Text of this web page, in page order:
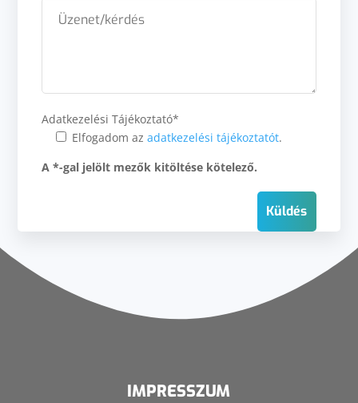
Adatkezelési Tájékoztató*
Elfogadom azadatkezelési tájékoztatót.
A *-gal jelölt mezők kitöltése kötelező.
IMPRESSZUM